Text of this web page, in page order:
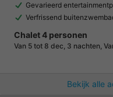
Gevarieerd
Verfrissend
Chalet 4 personen
Van 5 tot 8 dec, 3 nachten,
Bekijk alle